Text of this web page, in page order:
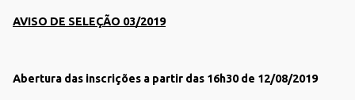
AVISO DE SELEÇÃO 03/2019
Abertura das inscrições a partir das 16h30 de 12/08/2019